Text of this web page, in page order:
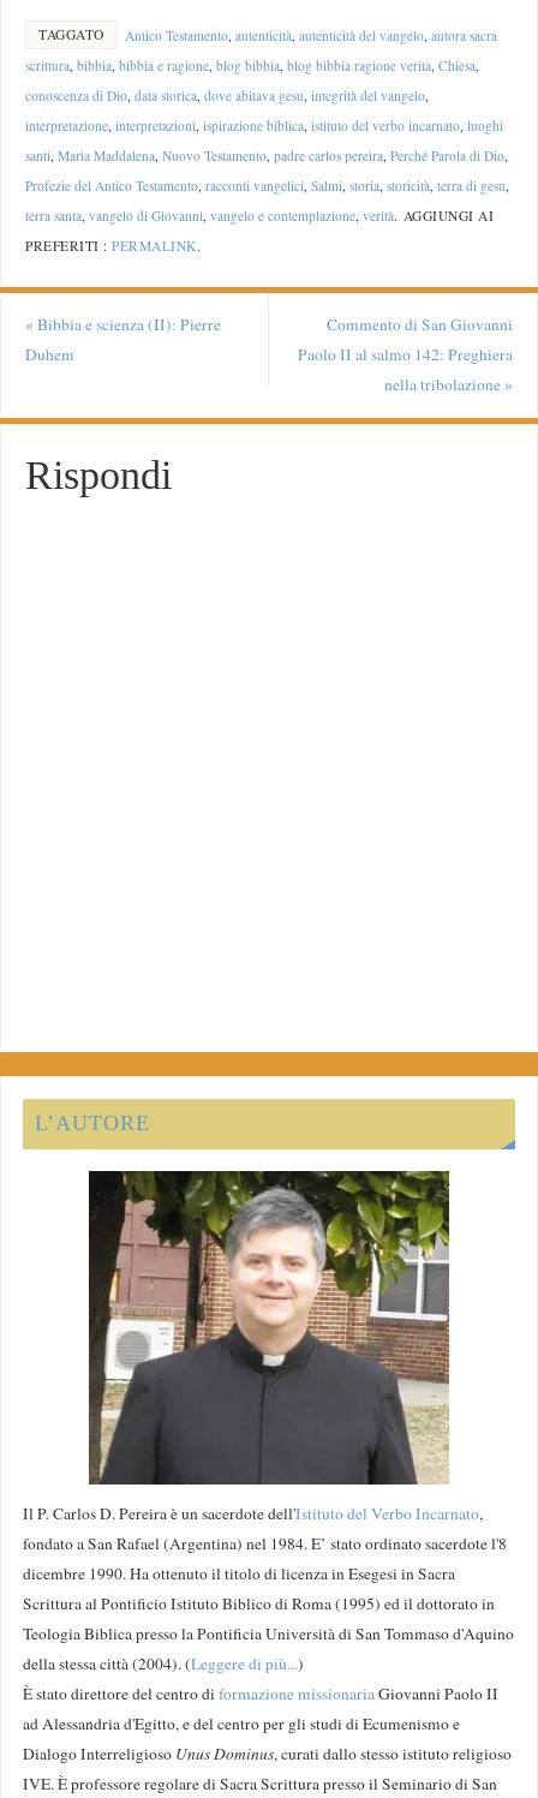
TAGGATO Antico Testamento, autenticità, autenticità del vangelo, autora sacra
scrittura,bibbia,bibbia e ragione,blog bibbia,blog bibbia ragione verita,Chiesa,
conoscenza di Dio,data storica,dove abitava gesu,integrità del vangelo,
interpretazione,interpretazioni,ispirazione biblica,istituto del verbo incarnato,luoghi
santi,Maria Maddalena,Nuovo Testamento,padre carlos pereira,Perché Parola di Dio,
Profezie del Antico Testamento,racconti vangelici,Salmi,storia,storicità,terra di gesu,
terra santa,vangelo di Giovanni,vangelo e contemplazione,verità. AGGIUNGI AI
PREFERITI :PERMALINK.
« Bibbia e scienza (II): Pierre
Duhem
Commento di San Giovanni
Paolo II al salmo 142: Preghiera
nella tribolazione»
Rispondi
L’AUTORE
Il P. Carlos D. Pereira è un sacerdote dell'Istituto del Verbo Incarnato,
fondato a San Rafael (Argentina) nel 1984. E’ stato ordinato sacerdote l'8
dicembre 1990. Ha ottenuto il titolo di licenza in Esegesi in Sacra
Scrittura al Pontificio Istituto Biblico di Roma (1995) ed il dottorato in
Teologia Biblica presso la Pontificia Università di San Tommaso d'Aquino
della stessa città (2004). (Leggere di più...)
È stato direttore del centro di formazione missionariaGiovanni Paolo II
ad Alessandria d'Egitto, e del centro per gli studi di Ecumenismo e
Dialogo Interreligioso Unus Dominus, curati dallo stesso istituto religioso
IVE. È professore regolare di Sacra Scrittura presso il Seminario di San